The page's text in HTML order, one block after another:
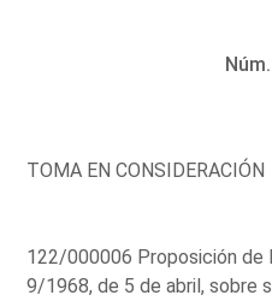
TOMA EN CONSIDERACIÓN
122/000006 Proposición de
9/1968, de 5 de abril, sobre